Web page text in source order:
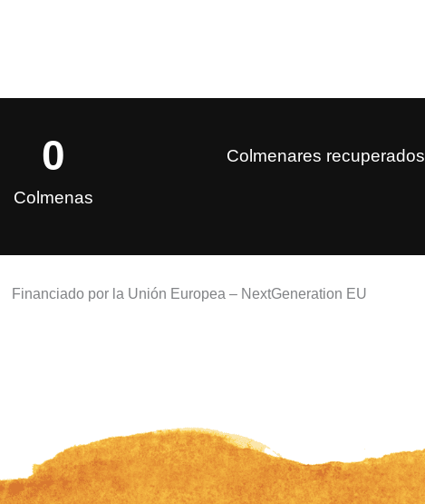
Colmenas
0
Colmenares recuperados
Financiado por la Unión Europea – NextGeneration EU